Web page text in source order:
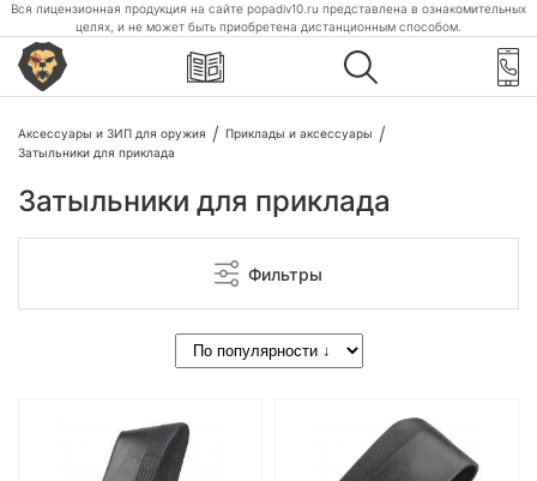
Вся лицензионная продукция на сайте popadiv10.ru представлена в ознакомительных
целях, и не может быть приобретена дистанционным способом.
Аксессуары и ЗИП для оружия
Приклады и аксессуары
Затыльники для приклада
Затыльники для приклада
Фильтры